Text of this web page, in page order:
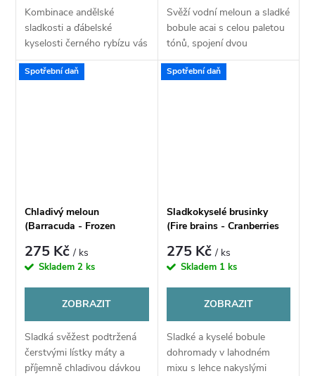
Kombinace andělské
sladkosti a ďábelské
kyselosti černého rybízu vás
konečně přesvědčí o jeho
výjimečnosti.
Svěží vodní meloun a sladké
bobule acai s celou paletou
tónů, spojení dvou
neodolatelných chutí v
jedno výjimečně lahodné
Spotřební daň
Chladivý meloun
(Barracuda - Frozen
PILL Shake & Vape 12ML
275 Kč/ ks
Skladem2 ks
ZOBRAZIT
Sladká svěžest podtržená
čerstvými lístky máty a
příjemně chladivou dávkou
Spotřební daň
Sladkokyselé brusinky
(Fire brains - Cranberries
Shake & Vape 12ML
275 Kč/ ks
Skladem 1 ks
ZOBRAZIT
Sladké a kyselé bobule
dohromady v lahodném
mixu s lehce nakyslými